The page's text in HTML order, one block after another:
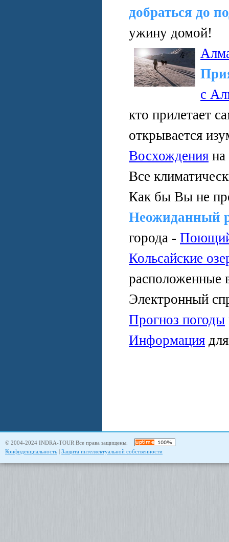
добраться до
ужину домой!
с
кто прилетает
открывается
Восхождения
Все
Как бы Вы не
Неожиданный
города -
Кольсайские
расположенные
Электронный
Прогноз погоды
Информация
© 2004-2024 INDRA-TOUR Все права защищены.
Конфиденциальность | Защита интеллектуальной собственности